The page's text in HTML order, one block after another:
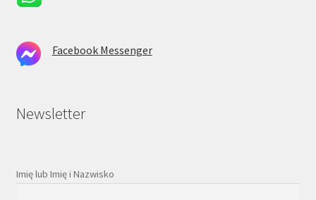
Facebook Messenger
Newsletter
Imię lub Imię i Nazwisko